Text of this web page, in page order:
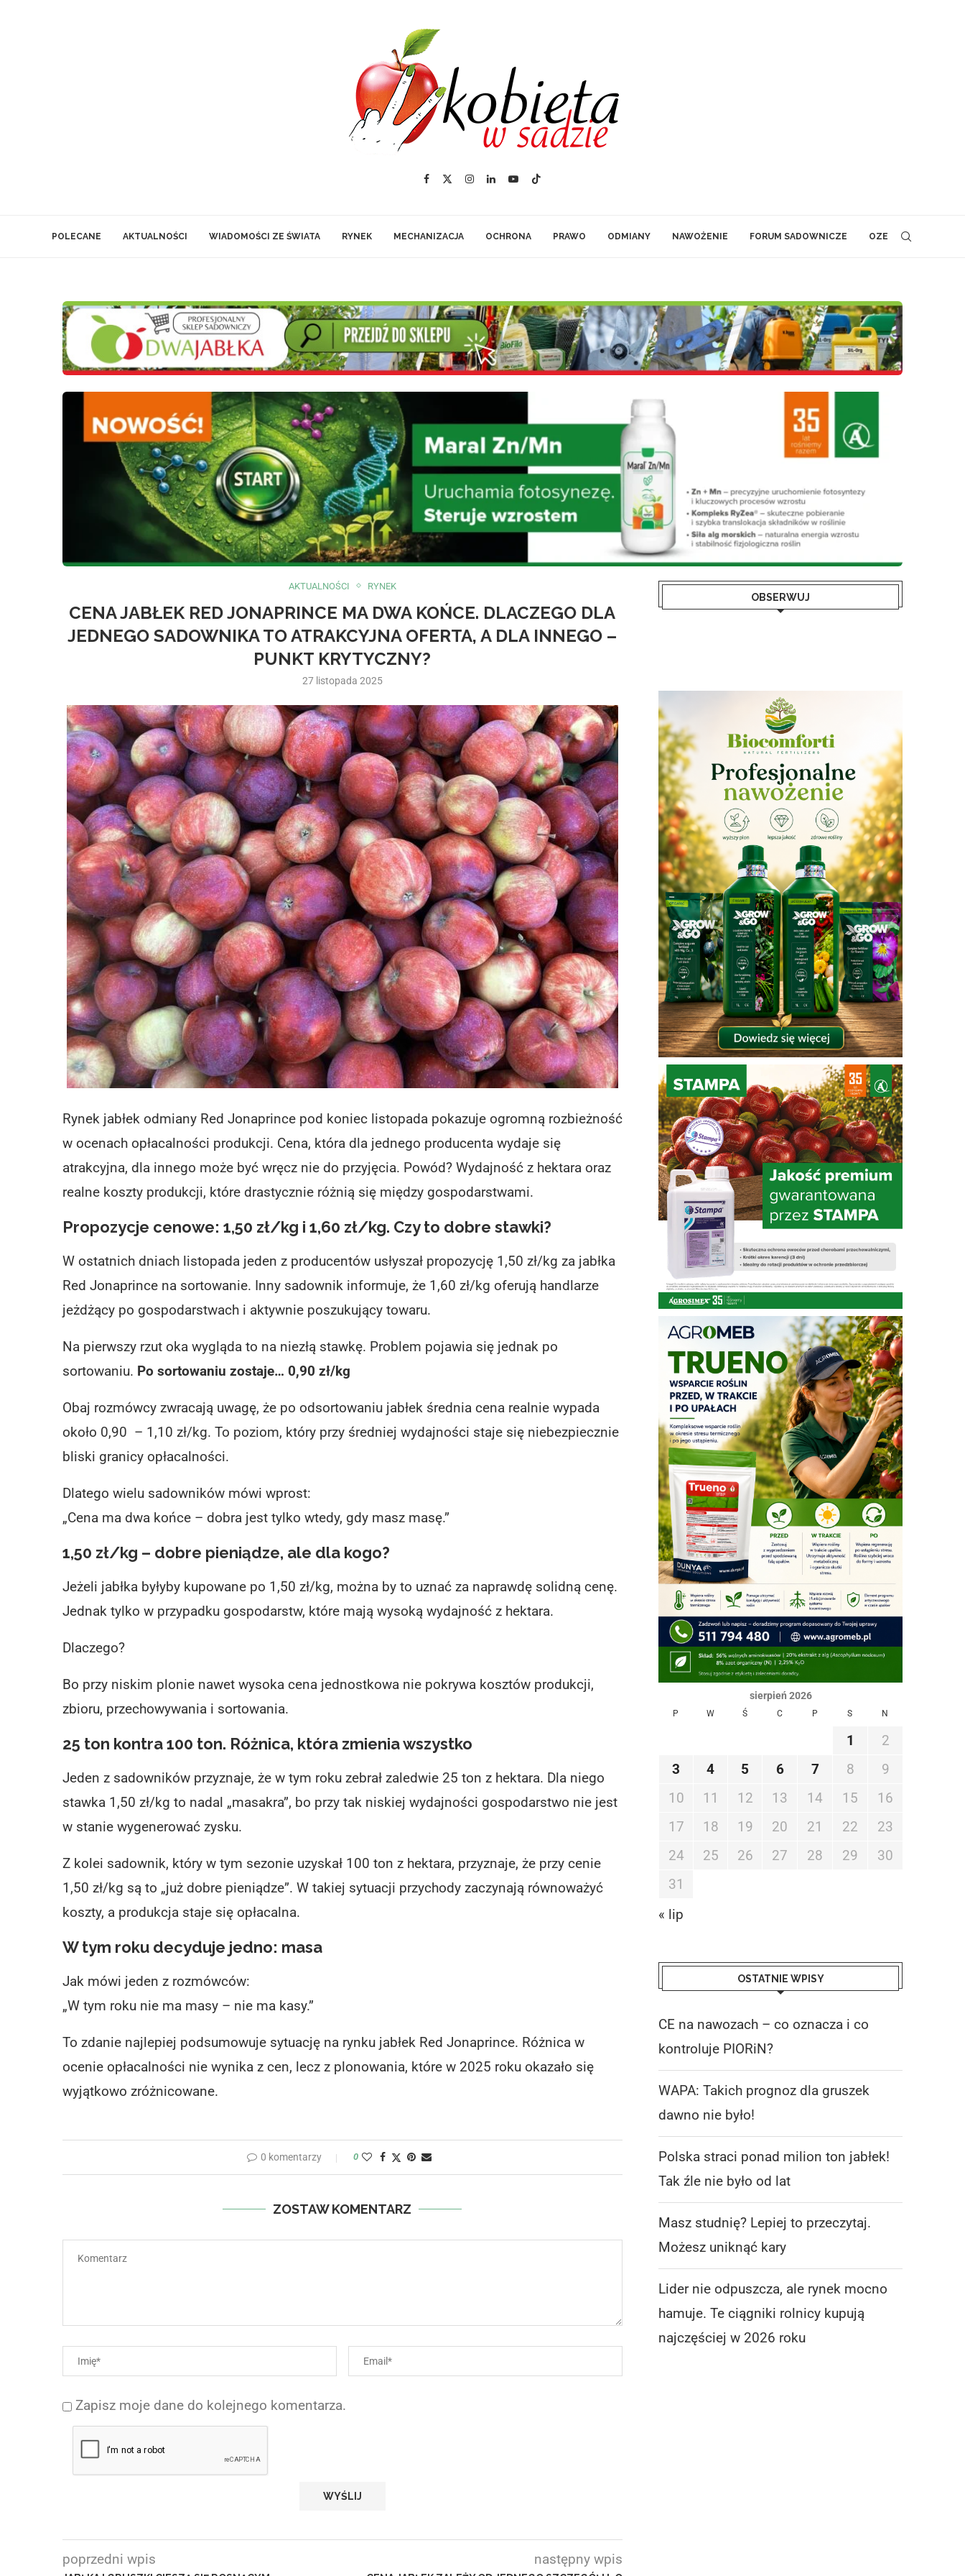
POLECANE AKTUALNOŚCI WIADOMOŚCI ZE ŚWIATA RYNEK MECHANIZACJA OCHRONA PRAWO ODMIANY NAWOŻENIE FORUM SADOWNICZE OZE
AKTUALNOŚCI RYNEK
CENA JABŁEK RED JONAPRINCE MA DWA KOŃCE. DLACZEGO DLA
JEDNEGO SADOWNIKA TO ATRAKCYJNA OFERTA, A DLA INNEGO –
PUNKT KRYTYCZNY?
27 listopada 2025
Rynek jabłek odmiany Red Jonaprince pod koniec listopada pokazuje ogromną rozbieżność
w ocenach opłacalności produkcji. Cena, która dla jednego producenta wydaje się
atrakcyjna, dla innego może być wręcz nie do przyjęcia. Powód? Wydajność z hektara oraz
realne koszty produkcji, które drastycznie różnią się między gospodarstwami.
Propozycje cenowe: 1,50 zł/kg i 1,60 zł/kg. Czy to dobre stawki?
W ostatnich dniach listopada jeden z producentów usłyszał propozycję 1,50 zł/kg za jabłka
Red Jonaprince na sortowanie. Inny sadownik informuje, że 1,60 zł/kg oferują handlarze
jeżdżący po gospodarstwach i aktywnie poszukujący towaru.
Na pierwszy rzut oka wygląda to na niezłą stawkę. Problem pojawia się jednak po
sortowaniu. Po sortowaniu zostaje… 0,90 zł/kg
Obaj rozmówcy zwracają uwagę, że po odsortowaniu jabłek średnia cena realnie wypada
około 0,90 – 1,10 zł/kg. To poziom, który przy średniej wydajności staje się niebezpiecznie
bliski granicy opłacalności.
Dlatego wielu sadowników mówi wprost:
„Cena ma dwa końce – dobra jest tylko wtedy, gdy masz masę.”
1,50 zł/kg – dobre pieniądze, ale dla kogo?
Jeżeli jabłka byłyby kupowane po 1,50 zł/kg, można by to uznać za naprawdę solidną cenę.
Jednak tylko w przypadku gospodarstw, które mają wysoką wydajność z hektara.
Dlaczego?
Bo przy niskim plonie nawet wysoka cena jednostkowa nie pokrywa kosztów produkcji,
zbioru, przechowywania i sortowania.
25 ton kontra 100 ton. Różnica, która zmienia wszystko
Jeden z sadowników przyznaje, że w tym roku zebrał zaledwie 25 ton z hektara. Dla niego
stawka 1,50 zł/kg to nadal „masakra”, bo przy tak niskiej wydajności gospodarstwo nie jest
w stanie wygenerować zysku.
Z kolei sadownik, który w tym sezonie uzyskał 100 ton z hektara, przyznaje, że przy cenie
1,50 zł/kg są to „już dobre pieniądze”. W takiej sytuacji przychody zaczynają równoważyć
koszty, a produkcja staje się opłacalna.
W tym roku decyduje jedno: masa
Jak mówi jeden z rozmówców:
„W tym roku nie ma masy – nie ma kasy.”
To zdanie najlepiej podsumowuje sytuację na rynku jabłek Red Jonaprince. Różnica w
ocenie opłacalności nie wynika z cen, lecz z plonowania, które w 2025 roku okazało się
wyjątkowo zróżnicowane.
0 komentarzy 0
ZOSTAW KOMENTARZ
Zapisz moje dane do kolejnego komentarza.
poprzedni wpis następny wpis
OBSERWUJ
sierpień 2026
P W Ś C P S N
1
2
3
4 5 6 7 8
9
10
11 12 13 14 15
16
17
18 19 20 21 22
23
24
25 26 27 28 29
30
31
« lip
OSTATNIE WPISY
CE na nawozach – co oznacza i co
kontroluje PIORiN?
WAPA: Takich prognoz dla gruszek
dawno nie było!
Polska straci ponad milion ton jabłek!
Tak źle nie było od lat
Masz studnię? Lepiej to przeczytaj.
Możesz uniknąć kary
Lider nie odpuszcza, ale rynek mocno
hamuje. Te ciągniki rolnicy kupują
najczęściej w 2026 roku